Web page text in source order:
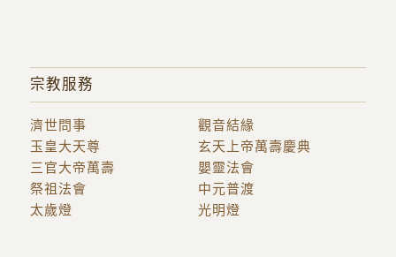
宗教服務
濟世問事
觀音結緣
玉皇大天尊
三官大帝萬壽
玄天上帝萬壽慶典
嬰靈法會
祭祖法會
中元普渡
太歲燈
光明燈